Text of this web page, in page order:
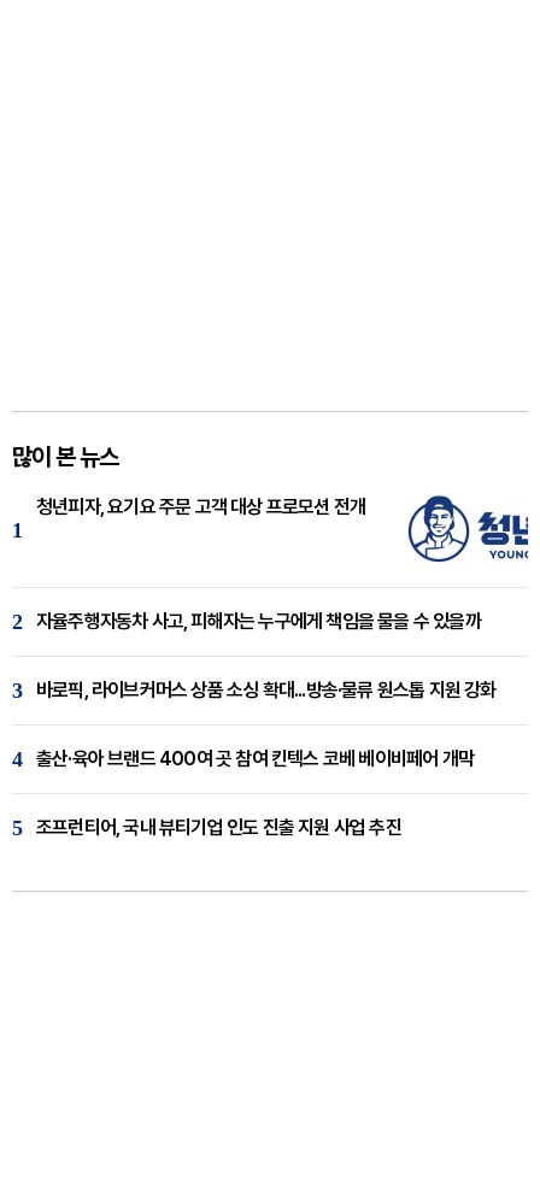
많이 본 뉴스
1
청년피자, 요기요 주문 고객 대상 프로모션 전개
2 자율주행자동차 사고, 피해자는 누구에게 책임을 물을 수 있을까
3 바로픽, 라이브커머스 상품 소싱 확대...방송·물류 원스톱 지원 강화
4 출산·육아 브랜드 400여 곳 참여 킨텍스 코베 베이비페어 개막
5 조프런티어, 국내 뷰티기업 인도 진출 지원 사업 추진